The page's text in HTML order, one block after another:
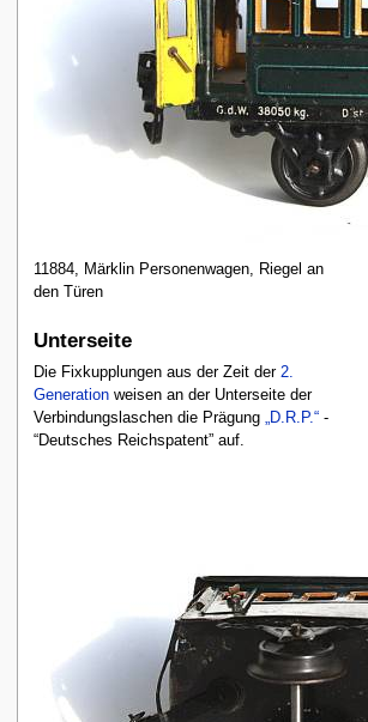
11884, Märklin Personenwagen, Riegel an
den Türen
Unterseite
Die Fixkupplungen aus der Zeit der 2.
Generationweisen an der Unterseite der
Verbindungslaschen die Prägung „D.R.P.“-
“Deutsches Reichspatent” auf.